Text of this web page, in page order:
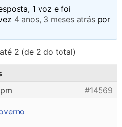
1 voz e foi
4 anos, 3 meses atráspor
2 (de 2 do total)
#14569